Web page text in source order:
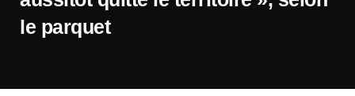
le parquet